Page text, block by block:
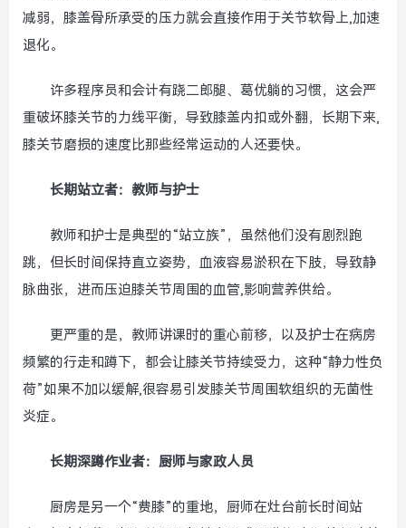
减弱，膝盖骨所承受的压力就会直接作用于关节软骨上,加速
退化。
许多程序员和会计有跷二郎腿、葛优躺的习惯，这会严
重破坏膝关节的力线平衡，导致膝盖内扣或外翻，长期下来,
膝关节磨损的速度比那些经常运动的人还要快。
长期站立者：教师与护士
教师和护士是典型的“站立族”，虽然他们没有剧烈跑
跳，但长时间保持直立姿势，血液容易淤积在下肢，导致静
脉曲张，进而压迫膝关节周围的血管,影响营养供给。
更严重的是，教师讲课时的重心前移，以及护士在病房
频繁的行走和蹲下，都会让膝关节持续受力，这种“静力性负
荷”如果不加以缓解,很容易引发膝关节周围软组织的无菌性
炎症。
长期深蹲作业者：厨师与家政人员
厨房是另一个“费膝”的重地，厨师在灶台前长时间站